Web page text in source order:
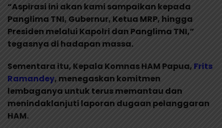
“Aspirasi ini akan kami sampaikan kepada
Panglima TNI, Gubernur, Ketua MRP, hingga
Presiden melalui Kapolri dan Panglima TNI,”
tegasnya di hadapan massa.
Sementara itu, Kepala Komnas HAM Papua, Frits
Ramandey, menegaskan komitmen
lembaganya untuk terus memantau dan
menindaklanjuti laporan dugaan pelanggaran
HAM.